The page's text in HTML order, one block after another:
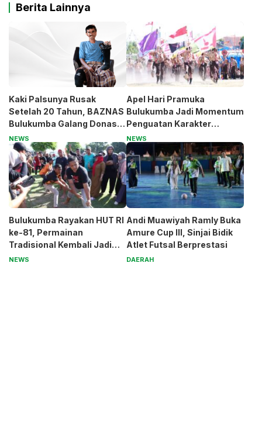
Berita Lainnya
Kaki Palsunya Rusak
Setelah 20 Tahun, BAZNAS
Bulukumba Galang Donasi
untuk Pak Pardi
NEWS
Apel Hari Pramuka
Bulukumba Jadi Momentum
Penguatan Karakter
Generasi Muda
NEWS
Bulukumba Rayakan HUT RI
ke-81, Permainan
Tradisional Kembali Jadi
Magnet
NEWS
Andi Muawiyah Ramly Buka
Amure Cup III, Sinjai Bidik
Atlet Futsal Berprestasi
DAERAH